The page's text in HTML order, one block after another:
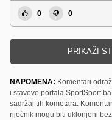
0 0
PRIKAŽI
NAPOMENA: Komentari
i stavove portala
sadržaj tih kometara.
riječnik mogu biti uklonjeni